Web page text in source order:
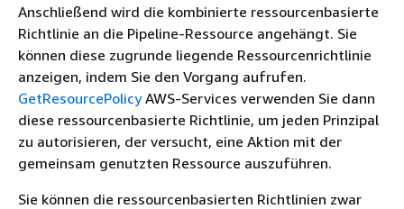
Anschließend wird die kombinierte ressourcenbasierte
Richtlinie an die Pipeline-Ressource angehängt. Sie
können diese zugrunde liegende Ressourcenrichtlinie
anzeigen, indem Sie den Vorgang aufrufen.
GetResourcePolicyAWS-Services verwenden Sie dann
diese ressourcenbasierte Richtlinie, um jeden Prinzipal
zu autorisieren, der versucht, eine Aktion mit der
gemeinsam genutzten Ressource auszuführen.
Sie können die ressourcenbasierten Richtlinien zwar